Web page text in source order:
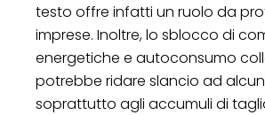
testo offre infatti un ruolo da
imprese. Inoltre, lo sblocco di
energetiche e autoconsumo
potrebbe ridare slancio ad
soprattutto agli accumuli di